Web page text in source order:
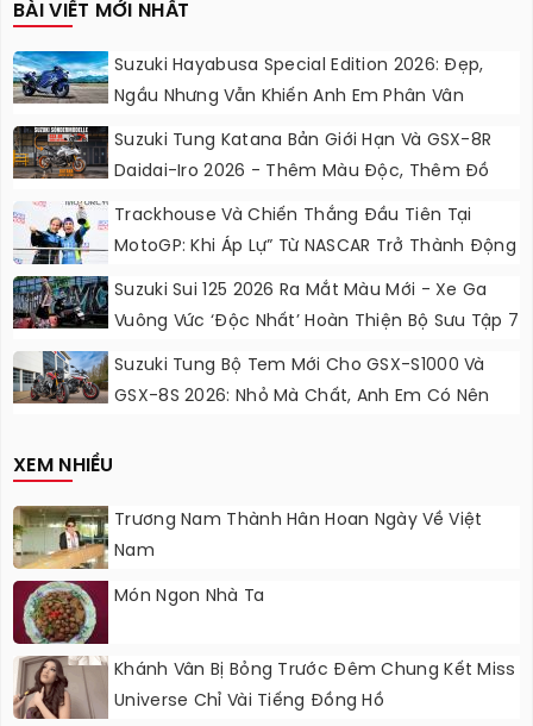
BÀI VIẾT MỚI NHẤT
Suzuki Hayabusa Special Edition 2026: Đẹp,
Ngầu Nhưng Vẫn Khiến Anh Em Phân Vân
Suzuki Tung Katana Bản Giới Hạn Và GSX-8R
Daidai-Iro 2026 - Thêm Màu Độc, Thêm Đồ
Chơi, Thêm Cá Tính
Trackhouse Và Chiến Thắng Đầu Tiên Tại
MotoGP: Khi Áp Lự” Từ NASCAR Trở Thành Động
Lực Ngọt Ngào
Suzuki Sui 125 2026 Ra Mắt Màu Mới - Xe Ga
Vuông Vức ‘độc Nhất’ Hoàn Thiện Bộ Sưu Tập 7
Sắc Cầu Vồng
Suzuki Tung Bộ Tem Mới Cho GSX-S1000 Và
GSX-8S 2026: Nhỏ Mà Chất, Anh Em Có Nên
XEM NHIỀU
Trương Nam Thành Hân Hoan Ngày Về Việt
Nam
Món Ngon Nhà Ta
Khánh Vân Bị Bỏng Trước Đêm Chung Kết Miss
Universe Chỉ Vài Tiếng Đồng Hồ